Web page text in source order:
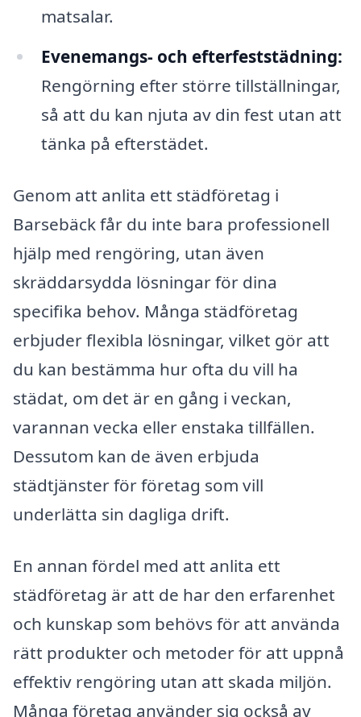
matsalar.
Evenemangs- och efterfeststädning:
Rengörning efter större tillställningar,
så att du kan njuta av din fest utan att
tänka på efterstädet.
Genom att anlita ett städföretag i
Barsebäck får du inte bara professionell
hjälp med rengöring, utan även
skräddarsydda lösningar för dina
specifika behov. Många städföretag
erbjuder flexibla lösningar, vilket gör att
du kan bestämma hur ofta du vill ha
städat, om det är en gång i veckan,
varannan vecka eller enstaka tillfällen.
Dessutom kan de även erbjuda
städtjänster för företag som vill
underlätta sin dagliga drift.
En annan fördel med att anlita ett
städföretag är att de har den erfarenhet
och kunskap som behövs för att använda
rätt produkter och metoder för att uppnå
effektiv rengöring utan att skada miljön.
Många företag använder sig också av